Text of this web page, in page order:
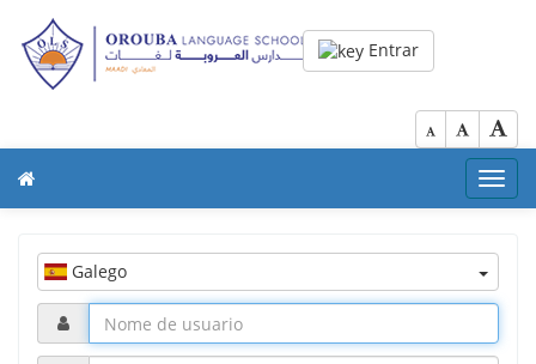
Entrar
Galego